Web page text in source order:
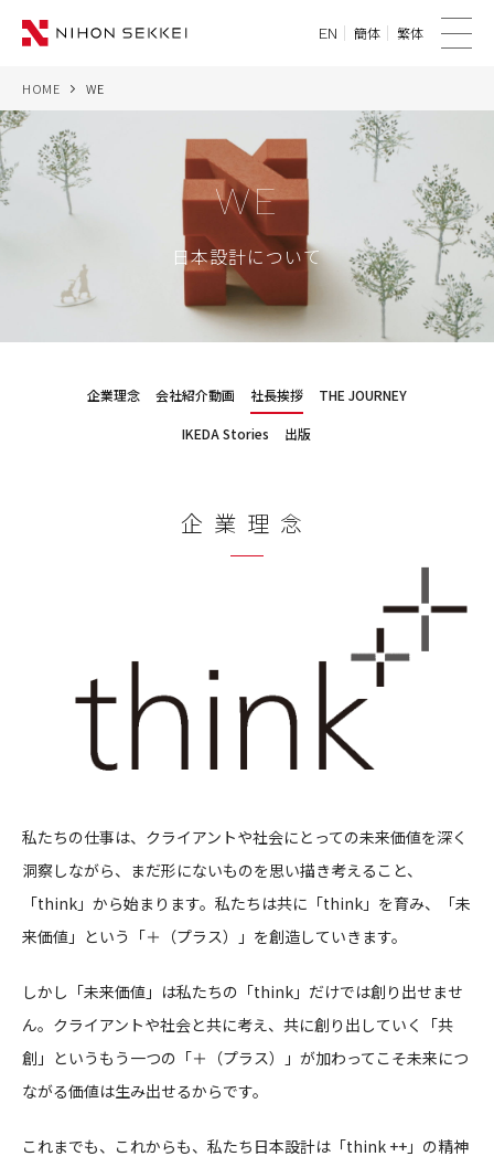
ュ
SERVICES
PROJECTS
THINK
CORPORATE
CONTACT
コンプライアンスポリシー プライバシーポリシー ご利用規約
EN 簡体 繁体
HOME WE
WE
日本設計について
企業理念 会社紹介動画 社長挨拶 THE JOURNEY
IKEDA Stories 出版
企業理念
私たちの仕事は、クライアントや社会にとっての未来価値を深く
洞察しながら、まだ形にないものを思い描き考えること、
「think」から始まります。私たちは共に「think」を育み、「未
来価値」という「＋（プラス）」を創造していきます。
しかし「未来価値」は私たちの「think」だけでは創り出せませ
ん。クライアントや社会と共に考え、共に創り出していく「共
創」というもう一つの「＋（プラス）」が加わってこそ未来につ
ながる価値は生み出せるからです。
これまでも、これからも、私たち日本設計は「think ++」の精神